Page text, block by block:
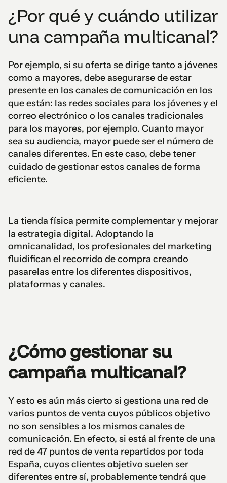
¿Por qué y cuándo utilizar
una campaña multicanal?
Por ejemplo, si su oferta se dirige tanto a jóvenes
como a mayores, debe asegurarse de estar
presente en los canales de comunicación en los
que están: las redes sociales para los jóvenes y el
correo electrónico o los canales tradicionales
para los mayores, por ejemplo. Cuanto mayor
sea su audiencia, mayor puede ser el número de
canales diferentes. En este caso, debe tener
cuidado de gestionar estos canales de forma
eficiente.
La tienda física permite complementar y mejorar
la estrategia digital. Adoptando la
omnicanalidad, los profesionales del marketing
fluidifican el recorrido de compra creando
pasarelas entre los diferentes dispositivos,
plataformas y canales.
¿Cómo gestionar su
campaña multicanal?
Y esto es aún más cierto si gestiona una red de
varios puntos de venta cuyos públicos objetivo
no son sensibles a los mismos canales de
comunicación. En efecto, si está al frente de una
red de 47 puntos de venta repartidos por toda
España, cuyos clientes objetivo suelen ser
diferentes entre sí, probablemente tendrá que